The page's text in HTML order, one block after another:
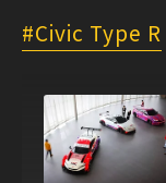
Civic Type R